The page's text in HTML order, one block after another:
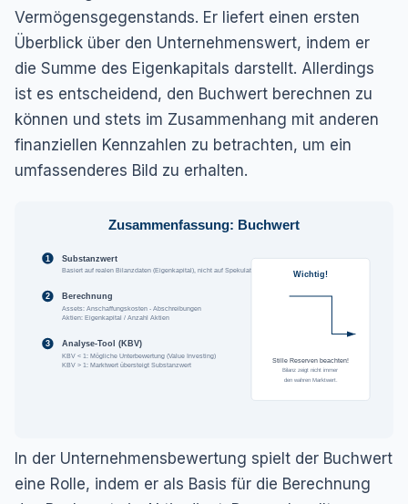
Vermögensgegenstands. Er liefert einen ersten
Überblick über den Unternehmenswert, indem er
die Summe des Eigenkapitals darstellt. Allerdings
ist es entscheidend, den Buchwert berechnen zu
können und stets im Zusammenhang mit anderen
finanziellen Kennzahlen zu betrachten, um ein
umfassenderes Bild zu erhalten.
Zusammenfassung: Buchwert
1 Substanzwert
Basiert auf realen Bilanzdaten (Eigenkapital), nicht auf Spekulation.
2 Berechnung
Assets: Anschaffungskosten - Abschreibungen
Aktien: Eigenkapital / Anzahl Aktien
3 Analyse-Tool (KBV)
KBV < 1: Mögliche Unterbewertung (Value Investing)
KBV > 1: Marktwert übersteigt Substanzwert
Wichtig!
Stille Reserven beachten!
Bilanz zeigt nicht immer
den wahren Marktwert.
In der Unternehmensbewertung spielt der Buchwert
eine Rolle, indem er als Basis für die Berechnung